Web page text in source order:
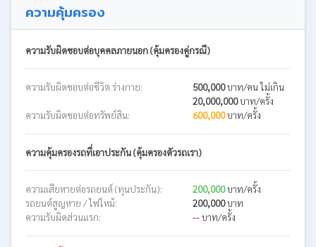
ความคุ้มครอง
ความรับผิดชอบต่อบุคคลภายนอก (คุ้มครองคู่กรณี)
ความรับผิดชอบต่อชีวิต ร่างกาย: 500,000บาท/คน ไม่เกิน
20,000,000บาท/ครั้ง
ความรับผิดชอบต่อทรัพย์สิน:
600,000บาท/ครั้ง
ความคุ้มครองรถที่เอาประกัน (คุ้มครองตัวรถเรา)
ความเสียหายต่อรถยนต์ (ทุนประกัน): 200,000บาท/ครั้ง
รถยนต์สูญหาย / ไฟไหม้:
200,000บาท
ความรับผิดส่วนแรก:
--บาท/ครั้ง